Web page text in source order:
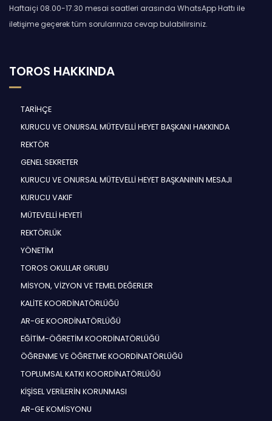
Haftaiçi 08.00-17.30 mesai saatleri arasında WhatsApp Hattı ile
iletişime geçerek tüm sorularınıza cevap bulabilirsiniz.
TOROS HAKKINDA
TARİHÇE
KURUCU VE ONURSAL MÜTEVELLİ HEYET BAŞKANI HAKKINDA
REKTÖR
GENEL SEKRETER
KURUCU VE ONURSAL MÜTEVELLİ HEYET BAŞKANININ MESAJI
KURUCU VAKIF
MÜTEVELLİ HEYETİ
REKTÖRLÜK
YÖNETİM
TOROS OKULLAR GRUBU
MİSYON, VİZYON VE TEMEL DEĞERLER
KALİTE KOORDİNATÖRLÜĞÜ
AR-GE KOORDİNATÖRLÜĞÜ
EĞİTİM-ÖĞRETİM KOORDİNATÖRLÜĞÜ
ÖĞRENME VE ÖĞRETME KOORDİNATÖRLÜĞÜ
TOPLUMSAL KATKI KOORDİNATÖRLÜĞÜ
KİŞİSEL VERİLERİN KORUNMASI
AR-GE KOMİSYONU